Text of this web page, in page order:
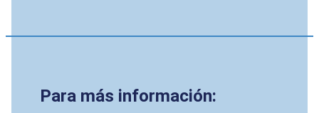
Para más información: